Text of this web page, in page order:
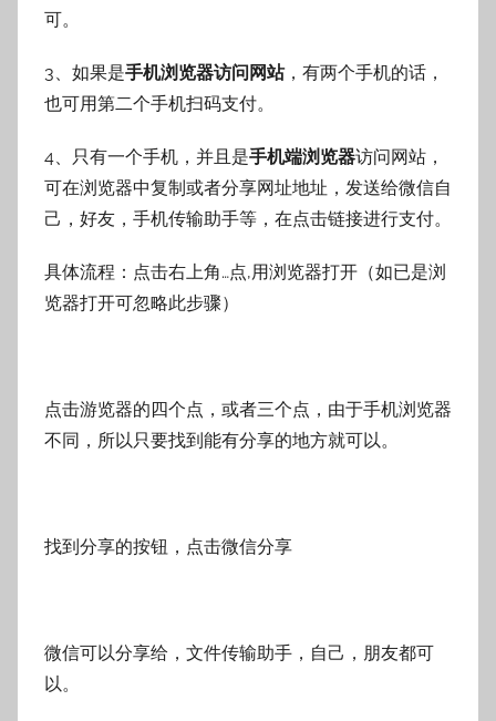
可。
3、如果是手机浏览器访问网站，有两个手机的话，
也可用第二个手机扫码支付。
4、只有一个手机，并且是手机端浏览器访问网站，
可在浏览器中复制或者分享网址地址，发送给微信自
己，好友，手机传输助手等，在点击链接进行支付。
具体流程：点击右上角…点,用浏览器打开（如已是浏
览器打开可忽略此步骤）
点击游览器的四个点，或者三个点，由于手机浏览器
不同，所以只要找到能有分享的地方就可以。
找到分享的按钮，点击微信分享
微信可以分享给，文件传输助手，自己，朋友都可
以。